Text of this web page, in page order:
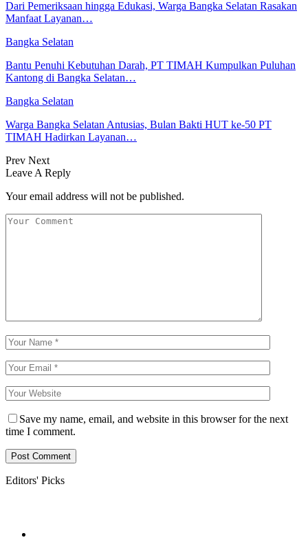
Dari Pemeriksaan hingga Edukasi, Warga Bangka Selatan Rasakan
Manfaat Layanan…
Bangka Selatan
Bantu Penuhi Kebutuhan Darah, PT TIMAH Kumpulkan Puluhan
Kantong di Bangka Selatan…
Bangka Selatan
Warga Bangka Selatan Antusias, Bulan Bakti HUT ke-50 PT
TIMAH Hadirkan Layanan…
Prev Next
Leave A Reply
Your email address will not be published.
Save my name, email, and website in this browser for the next
time I comment.
Editors' Picks